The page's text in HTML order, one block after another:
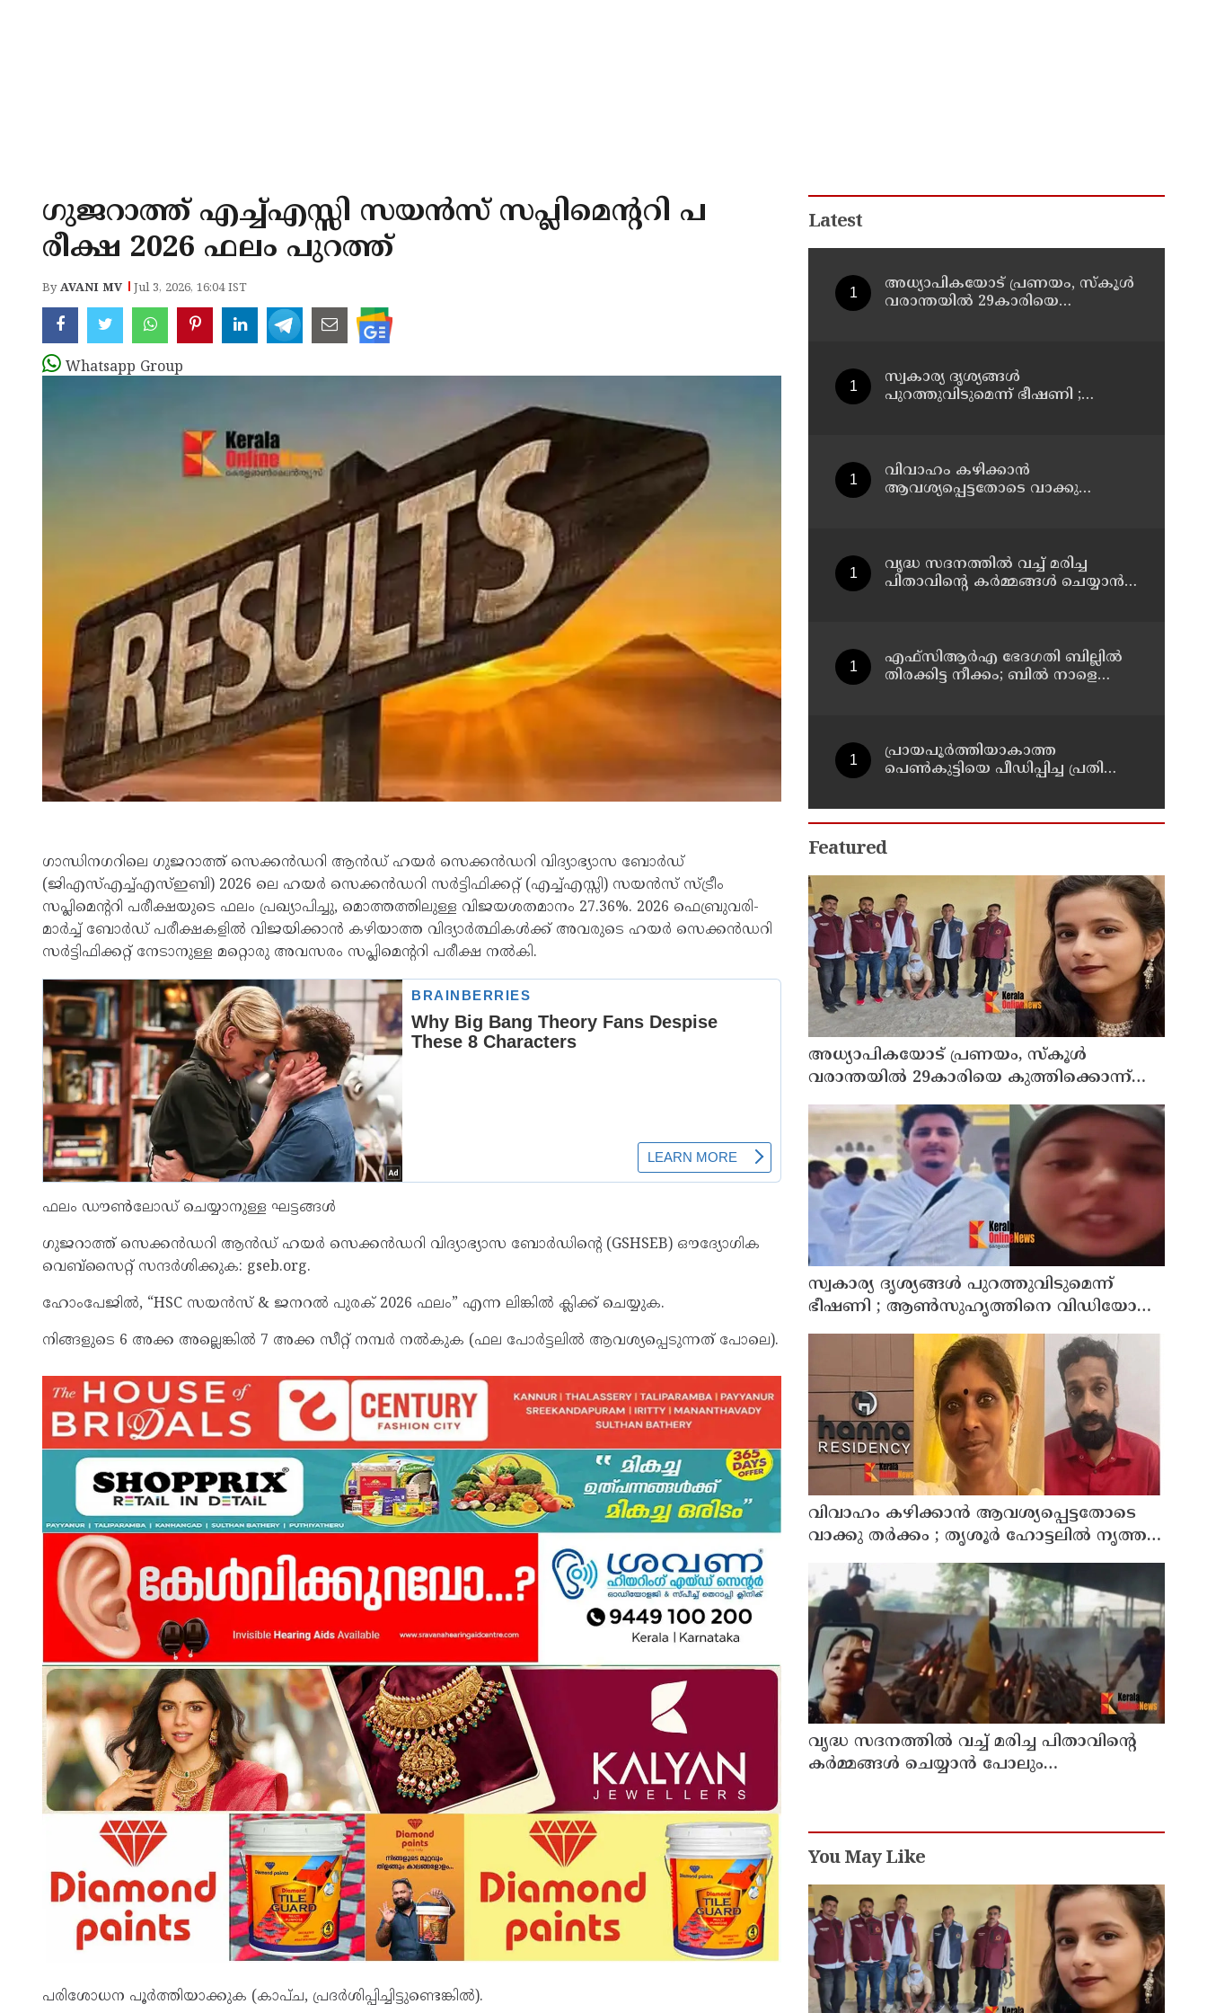
ഗുജറാത്ത് എച്ച്എസ്സി സയൻസ് സപ്ലിമെന്ററി പ
രീക്ഷ 2026 ഫലം പുറത്ത്
ByAVANI MV Jul 3, 2026, 16:04 IST
Whatsapp Group
ഗാന്ധിനഗറിലെ ഗുജറാത്ത് സെക്കൻഡറി ആൻഡ് ഹയർ സെക്കൻഡറി വിദ്യാഭ്യാസ ബോർഡ്
(ജിഎസ്എച്ച്എസ്ഇബി) 2026 ലെ ഹയർ സെക്കൻഡറി സർട്ടിഫിക്കറ്റ് (എച്ച്എസ്സി) സയൻസ് സ്ട്രീം
സപ്ലിമെന്ററി പരീക്ഷയുടെ ഫലം പ്രഖ്യാപിച്ചു, മൊത്തത്തിലുള്ള വിജയശതമാനം 27.36%. 2026 ഫെബ്രുവരി-
മാർച്ച് ബോർഡ് പരീക്ഷകളിൽ വിജയിക്കാൻ കഴിയാത്ത വിദ്യാർത്ഥികൾക്ക് അവരുടെ ഹയർ സെക്കൻഡറി
സർട്ടിഫിക്കറ്റ് നേടാനുള്ള മറ്റൊരു അവസരം സപ്ലിമെന്ററി പരീക്ഷ നൽകി.
ഫലം ഡൗൺലോഡ് ചെയ്യാനുള്ള ഘട്ടങ്ങൾ
ഗുജറാത്ത് സെക്കൻഡറി ആൻഡ് ഹയർ സെക്കൻഡറി വിദ്യാഭ്യാസ ബോർഡിന്റെ (GSHSEB) ഔദ്യോഗിക
വെബ്‌സൈറ്റ് സന്ദർശിക്കുക: gseb.org.
ഹോംപേജിൽ, “HSC സയൻസ് & ജനറൽ പുരക് 2026 ഫലം” എന്ന ലിങ്കിൽ ക്ലിക്ക് ചെയ്യുക.
നിങ്ങളുടെ 6 അക്ക അല്ലെങ്കിൽ 7 അക്ക സീറ്റ് നമ്പർ നൽകുക (ഫല പോർട്ടലിൽ ആവശ്യപ്പെടുന്നത് പോലെ).
പരിശോധന പൂർത്തിയാക്കുക (കാപ്ച, പ്രദർശിപ്പിച്ചിട്ടുണ്ടെങ്കിൽ).
Latest
അധ്യാപികയോട് പ്രണയം, സ്‌കൂള്‍
വരാന്തയില്‍ 29കാരിയെ
സ്വകാര്യ ദൃശ്യങ്ങള്‍
പുറത്തുവിടുമെന്ന് ഭീഷണി ;
വിവാഹം കഴിക്കാന്‍
ആവശ്യപ്പെട്ടതോടെ വാക്കു
വൃദ്ധ സദനത്തില്‍ വച്ച് മരിച്ച
പിതാവിന്റെ കര്‍മ്മങ്ങള്‍ ചെയ്യാന്‍
എഫ്‌സിആര്‍എ ഭേദഗതി ബില്ലില്‍
തിരക്കിട്ട നീക്കം; ബില്‍ നാളെയോ
പ്രായപൂര്‍ത്തിയാകാത്ത
പെണ്‍കുട്ടിയെ പീഡിപ്പിച്ച പ്രതിക്ക്
രൂപ പിഴയും
Featured
അധ്യാപികയോട് പ്രണയം, സ്‌കൂള്‍
വരാന്തയില്‍ 29കാരിയെ കുത്തിക്കൊന്ന്
21കാരന്‍, 30 സെക്കന്റില്‍ 34 തവണ
കുത്തിയെന്ന് പൊലീസ്
സ്വകാര്യ ദൃശ്യങ്ങള്‍ പുറത്തുവിടുമെന്ന്
ഭീഷണി ; ആണ്‍സുഹൃത്തിനെ വിഡിയോ
കോള്‍ ചെയ്ത് യുവതി ജീവനൊടുക്കി
വിവാഹം കഴിക്കാന്‍ ആവശ്യപ്പെട്ടതോടെ
വാക്കു തര്‍ക്കം ; തൃശൂര്‍ ഹോട്ടലില്‍ നൃത്ത
അധ്യാപികയെ കഴുത്തുഞെരിച്ചു
കൊലപ്പെടുത്തി സുഹൃത്ത്
വൃദ്ധ സദനത്തില്‍ വച്ച് മരിച്ച പിതാവിന്റെ
കര്‍മ്മങ്ങള്‍ ചെയ്യാന്‍ പോലും
You May Like